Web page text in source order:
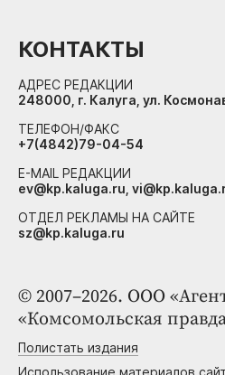
© 2007–2026. ООО
«Комсомольская
Полистать издания
Использование материалов
КОНТАКТЫ
АДРЕС РЕДАКЦИИ
248000, г. Калуга, ул.
ТЕЛЕФОН/ФАКС
+7(4842)79-04-54
E-MAIL РЕДАКЦИИ
ev@kp.kaluga.ru,
ОТДЕЛ РЕКЛАМЫ НА САЙТЕ
sz@kp.kaluga.ru